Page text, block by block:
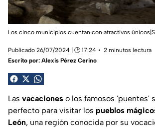
Los cinco municipios cuentan con atractivos
Publicado 26/07/2024 | 🕑 17:24
2 minutos lectura
Escrito por: Alexis Pérez Cerino
Las vacaciones o los famosos 'puentes'
perfecto para visitar los pueblos
León, una región conocida por su